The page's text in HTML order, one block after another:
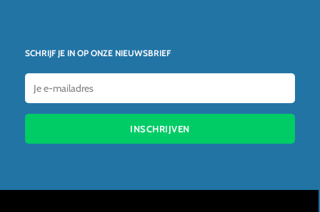
SCHRIJF JE IN OP ONZE NIEUWSBRIEF
INSCHRIJVEN